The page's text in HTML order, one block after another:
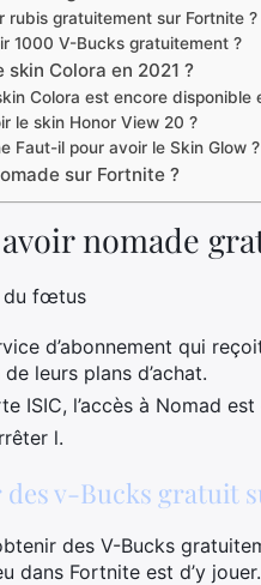
rubis gratuitement sur Fortnite ?
1000 V-Bucks gratuitement ?
skin Colora en 2021 ?
Colora est encore disponible
le skin Honor View 20 ?
Faut-il pour avoir le Skin Glow ?
sur Fortnite ?
nomade
du fœtus
d’abonnement qui
leurs plans d’achat.
ISIC, l’accès à Nomad
l.
v-Bucks gratuit
des V-Bucks
dans Fortnite est d’y